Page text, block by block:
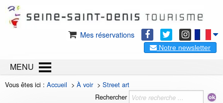
Mes réservations
Notre newsletter
MENU
Vous êtes ici : Accueil > À voir> Street art
Rechercher